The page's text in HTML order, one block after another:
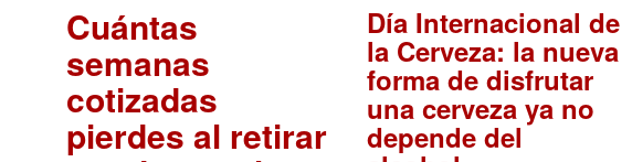
Cuántas
semanas
cotizadas
pierdes al retirar
Día Internacional de
la Cerveza: la nueva
forma de disfrutar
una cerveza ya no
depende del